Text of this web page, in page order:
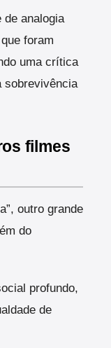
analogia
foram
uma crítica
sobrevivência
filmes
outro grande
do
profundo,
de